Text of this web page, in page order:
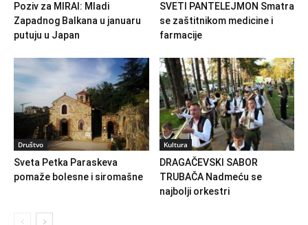
Poziv za MIRAI: Mladi
Zapadnog Balkana u januaru
putuju u Japan
SVETI PANTELEJMON Smatra
se zaštitnikom medicine i
farmacije
Društvo
Sveta Petka Paraskeva
pomaže bolesne i siromašne
Kultura
DRAGAČEVSKI SABOR
TRUBAČA Nadmeću se
najbolji orkestri